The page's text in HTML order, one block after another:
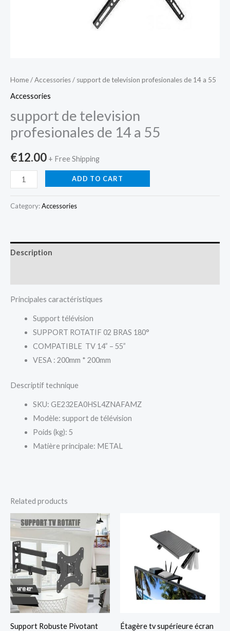
Home/Accessories/ support de television profesionales de 14 a 55
Accessories
support de television
profesionales de 14 a 55
€12.00 + Free Shipping
ADD TO CART
Category:Accessories
Description
Principales caractéristiques
Support télévision
SUPPORT ROTATIF 02 BRAS 180°
COMPATIBLE TV 14” – 55”
VESA : 200mm * 200mm
Descriptif technique
SKU: GE232EA0HSL4ZNAFAMZ
Modèle: support de télévision
Poids (kg): 5
Matière principale: METAL
Related products
Support Robuste Pivotant
Étagère tv supérieure écran